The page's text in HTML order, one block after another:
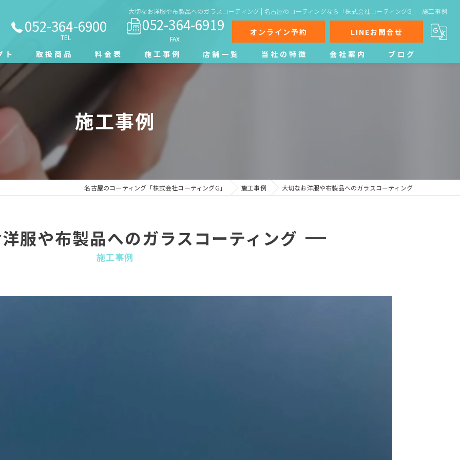
大切なお洋服や布製品へのガラスコーティング | 名古屋のコーティングなら「株式会社コーティングG」- 施工事例
052-364-6900
TEL
052-364-6919
FAX
オンライン予約 LINEお問合せ
ト 取扱商品 料金表 施工事例 店舗一覧 当社の特徴
スーツ
会社案内 ブログ
施工事例
名古屋のコーティング「株式会社コーティングG」 施工事例 大切なお洋服や布製品へのガラスコーティング
施工事例
服や布製品へのガラスコーティング